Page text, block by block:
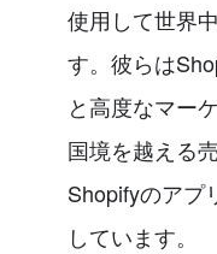
使用して世界
す。彼らは
と高度なマー
国境を越える
Shopifyのアプ
しています。